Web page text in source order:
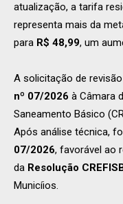
atualização, a tarifa
representa mais da
para R$ 48,99, um
A solicitação de
nº 07/2026 à Câmara
Saneamento Básico
Após análise técnica,
07/2026, favorável ao
da Resolução
Municíios.